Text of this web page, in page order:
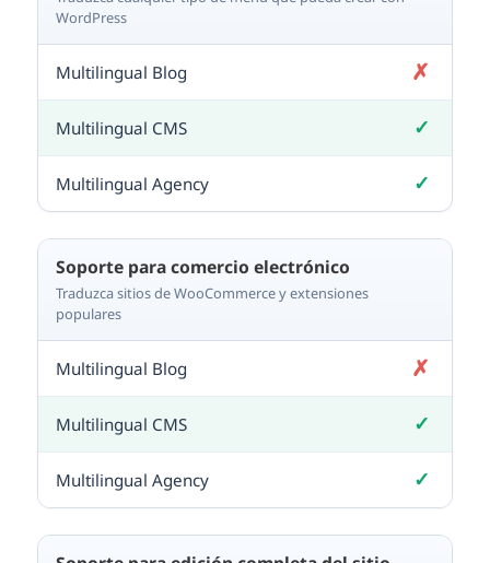
WordPress
✗
No incluido
✓
Incluido
✓
Incluido
Soporte para comercio electrónico
Traduzca sitios de WooCommerce y extensiones
populares
✗
No incluido
✓
Incluido
✓
Incluido